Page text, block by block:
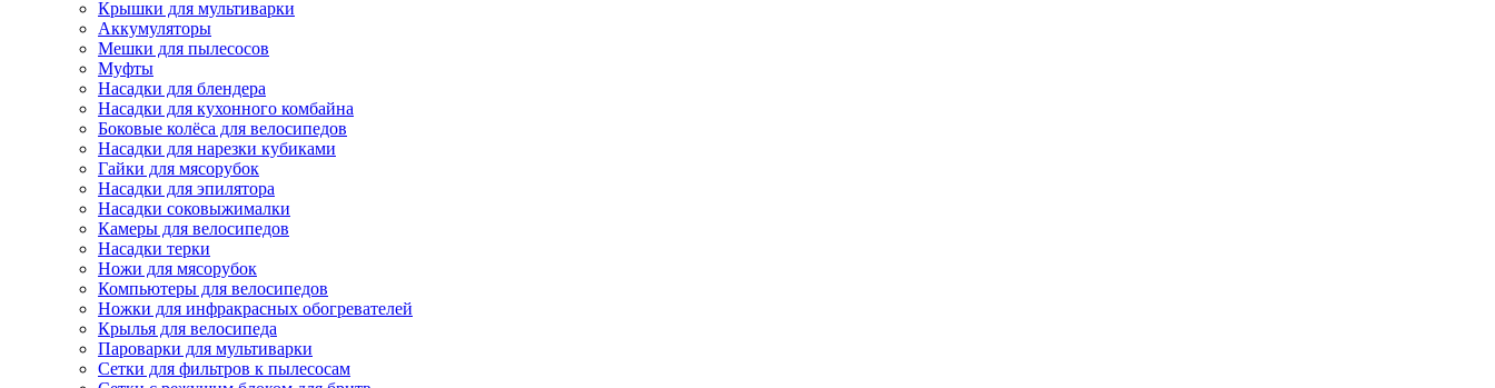
Крышки для мультиварки
Аккумуляторы
Мешки для пылесосов
Муфты
Насадки для блендера
Насадки для кухонного комбайна
Боковые колёса для велосипедов
Насадки для нарезки кубиками
Гайки для мясорубок
Насадки для эпилятора
Насадки соковыжималки
Камеры для велосипедов
Насадки терки
Ножи для мясорубок
Компьютеры для велосипедов
Ножки для инфракрасных обогревателей
Крылья для велосипеда
Пароварки для мультиварки
Сетки для фильтров к пылесосам